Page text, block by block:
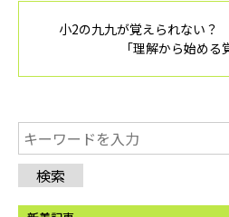
検索
小2の九九が覚えられない？
「理解から始め